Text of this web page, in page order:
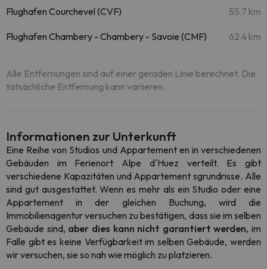
Flughafen Courchevel (CVF) 55.7 km
Flughafen Chambery - Chambery - Savoie (CMF) 62.4 km
Alle Entfernungen sind auf einer geraden Linie berechnet. Die
tatsächliche Entfernung kann variieren.
Informationen zur Unterkunft
Eine Reihe von Studios und Appartement en in verschiedenen
Gebäuden im Ferienort Alpe d'Huez verteilt. Es gibt
verschiedene Kapazitäten und Appartement sgrundrisse. Alle
sind gut ausgestattet. Wenn es mehr als ein Studio oder eine
Appartement in der gleichen Buchung, wird die
Immobilienagentur versuchen zu bestätigen, dass sie im selben
Gebäude sind, aber dies kann nicht garantiert werden, im
Falle gibt es keine Verfügbarkeit im selben Gebäude, werden
wir versuchen, sie so nah wie möglich zu platzieren.